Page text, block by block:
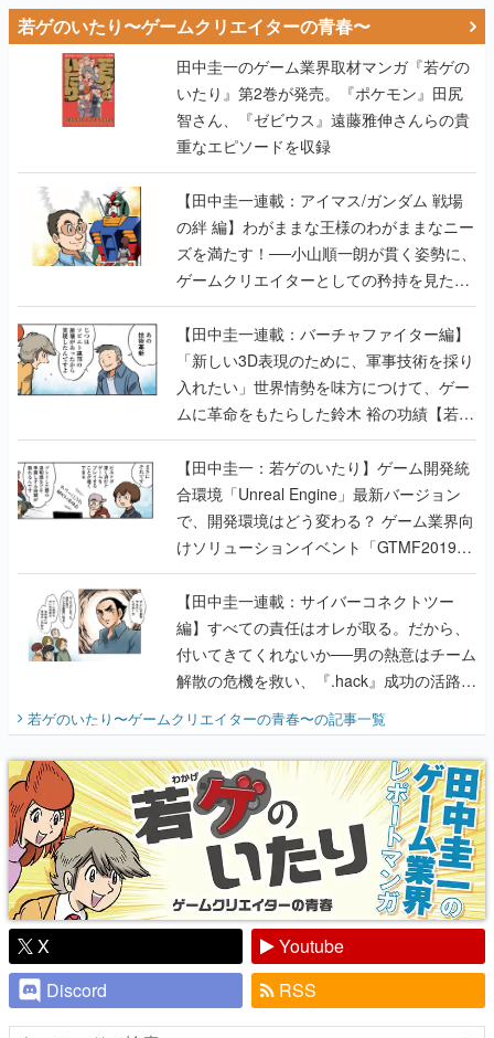
若ゲのいたり〜ゲームクリエイターの青春〜
田中圭一のゲーム業界取材マンガ『若ゲの
いたり』第2巻が発売。『ポケモン』田尻
智さん、『ゼビウス』遠藤雅伸さんらの貴
重なエピソードを収録
【田中圭一連載：アイマス/ガンダム 戦場
の絆 編】わがままな王様のわがままなニー
ズを満たす！──小山順一朗が貫く姿勢に、
ゲームクリエイターとしての矜持を見た
【若ゲのいたり最終回】
【田中圭一連載：バーチャファイター編】
「新しい3D表現のために、軍事技術を採り
入れたい」世界情勢を味方につけて、ゲー
ムに革命をもたらした鈴木 裕の功績【若ゲ
のいたり】
【田中圭一：若ゲのいたり】ゲーム開発統
合環境「Unreal Engine」最新バージョン
で、開発環境はどう変わる？ ゲーム業界向
けソリューションイベント「GTMF2019」
に行って、より理解を深めよう【PR】
【田中圭一連載：サイバーコネクトツー
編】すべての責任はオレが取る。だから、
付いてきてくれないか──男の熱意はチーム
解散の危機を救い、『.hack』成功の活路を
『少年ジャンプ』色だった【若ゲのいた
り】
若ゲのいたり〜ゲームクリエイターの青春〜の記事一覧
X
Youtube
Discord
RSS